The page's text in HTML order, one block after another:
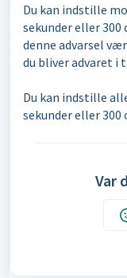
Du kan indstille
sekunder eller 300
denne advarsel
du bliver advaret i
Du kan indstille
sekunder eller 300
Var